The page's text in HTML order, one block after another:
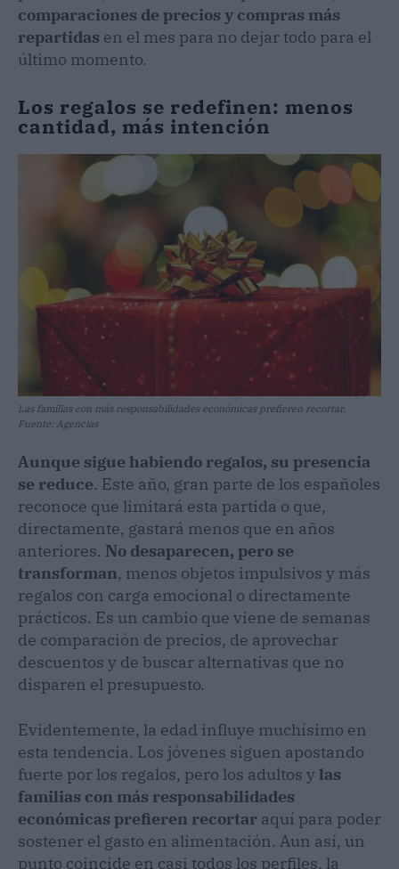
comparaciones de precios y compras más
repartidas en el mes para no dejar todo para el
último momento.
Los regalos se redefinen: menos
cantidad, más intención
Las familias con más responsabilidades económicas prefieren recortar.
Fuente: Agencias
Aunque sigue habiendo regalos, su presencia
se reduce. Este año, gran parte de los españoles
reconoce que limitará esta partida o que,
directamente, gastará menos que en años
anteriores. No desaparecen, pero se
transforman, menos objetos impulsivos y más
regalos con carga emocional o directamente
prácticos. Es un cambio que viene de semanas
de comparación de precios, de aprovechar
descuentos y de buscar alternativas que no
disparen el presupuesto.
Evidentemente, la edad influye muchísimo en
esta tendencia. Los jóvenes siguen apostando
fuerte por los regalos, pero los adultos ylas
familias con más responsabilidades
económicas prefieren recortar aquí para poder
sostener el gasto en alimentación. Aun así, un
punto coincide en casi todos los perfiles, la